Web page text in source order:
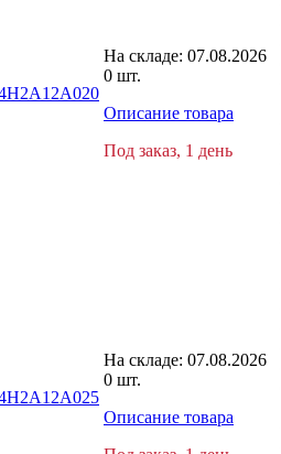
На складе: 07.08.2026
0 шт.
Описание товара
Под заказ, 1 день
На складе: 07.08.2026
0 шт.
Описание товара